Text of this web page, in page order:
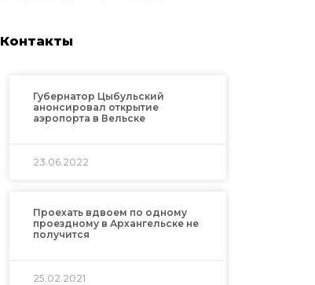
Контакты
Губернатор Цыбульский
анонсировал открытие
аэропорта в Вельске
23.06.2022
Проехать вдвоем по одному
проездному в Архангельске не
получится
25.02.2021